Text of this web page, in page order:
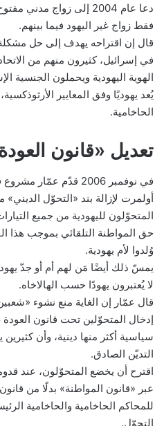
دعا عام 2004 إلى زواج
فقط زواج غير اليهود فيما بينهم.
في إسرائيل، كثيرون منهم من
الهوية اليهودية ويحملون الجنسية
يُعد يهوديًا وفق المعايير
الحاخامية.
تعديل «قانون
في نوفمبر 2006 قدّم
أولمرت لإزالة بند «التحوّل
المتحوّلون لليهودية من جميع
حق المواطنة التلقائي بموجب هذا
وُلدوا لأم يهودية.
يمسّ ذلك أيضًا مَن لهم أم أو جدّ
لا يُعتبرون يهودًا حسب الهالاخاه.
قال عمّار إن الغاية منع نشوء
إدخال المتحوّلين تحت قانون
سياسية أكثر منها دينية، وأن
التديّن الصادق.
اقترح أن يخضع المتحوّلون، عند
عبر «قانون المواطنة» بدلًا من
للمحاكم الحاخامية والحاخامية
التحوّل.